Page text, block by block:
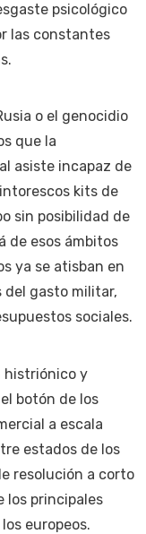
psicológico
las constantes
o el genocidio
que la
asiste incapaz de
kits de
sin posibilidad de
de esos ámbitos
ya se atisban en
del gasto militar,
sociales.
histriónico y
botón de los
a escala
estados de los
resolución a corto
los principales
europeos.